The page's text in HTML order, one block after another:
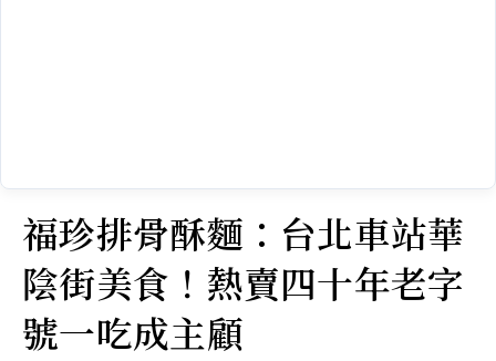
福珍排骨酥麵：台北車站華
陰街美食！熱賣四十年老字
號一吃成主顧